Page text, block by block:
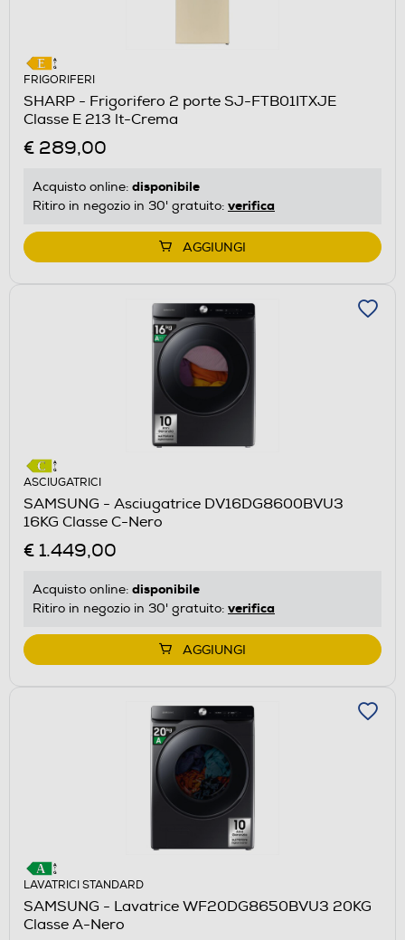
FRIGORIFERI
SHARP - Frigorifero 2 porte SJ-FTB01ITXJE
Classe E 213 lt-Crema
€ 289,00
Acquisto online: disponibile
Ritiro in negozio in 30' gratuito: verifica
AGGIUNGI
ASCIUGATRICI
SAMSUNG - Asciugatrice DV16DG8600BVU3
16KG Classe C-Nero
€ 1.449,00
Acquisto online: disponibile
Ritiro in negozio in 30' gratuito: verifica
AGGIUNGI
LAVATRICI STANDARD
SAMSUNG - Lavatrice WF20DG8650BVU3 20KG
Classe A-Nero